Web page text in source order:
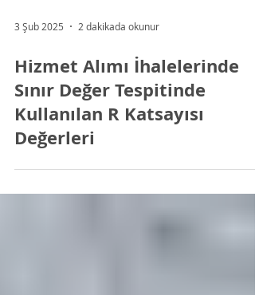
3 Şub 2025 2 dakikada okunur
Hizmet Alımı İhalelerinde
Sınır Değer Tespitinde
Kullanılan R Katsayısı